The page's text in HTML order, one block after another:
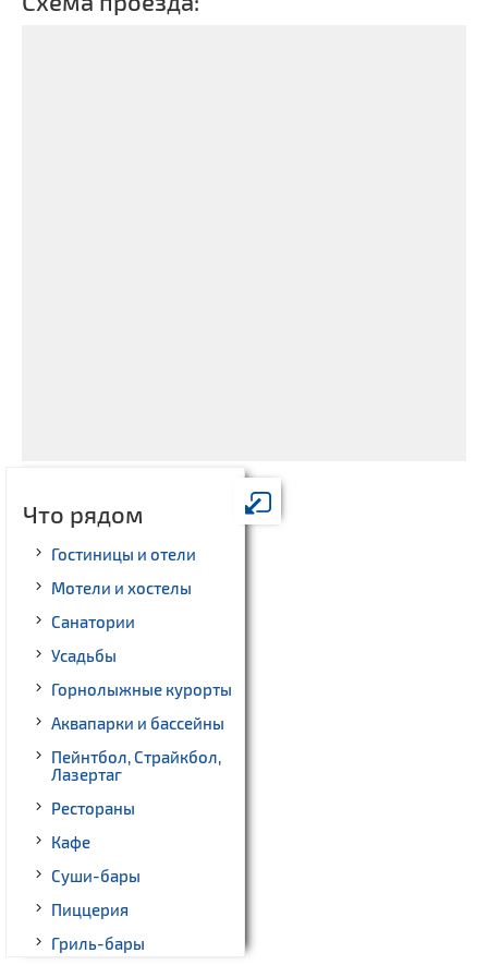
Что рядом
Гостиницы и отели
Мотели и хостелы
Санатории
Усадьбы
Горнолыжные курорты
Аквапарки и бассейны
Пейнтбол, Страйкбол,
Лазертаг
Рестораны
Кафе
Суши-бары
Пиццерия
Гриль-бары